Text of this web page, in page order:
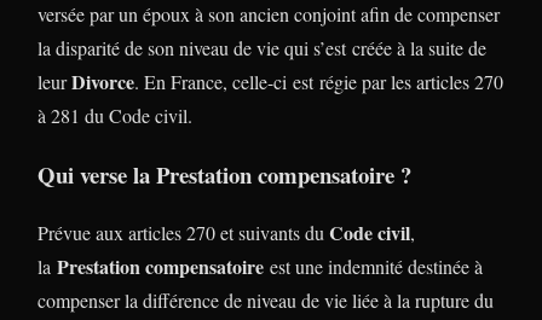
versée par un époux à son ancien conjoint afin de compenser
la disparité de son niveau de vie qui s’est créée à la suite de
leurDivorce. En France, celle-ci est régie par les articles 270
à 281 du Code civil.
Qui verse la Prestation compensatoire ?
Prévue aux articles 270 et suivants duCode civil,
la Prestation compensatoire est une indemnité destinée à
compenser la différence de niveau de vie liée à la rupture du